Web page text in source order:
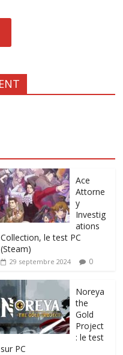
Ace
Attorne
y
Investig
ations
Collection, le test PC
(Steam)
29 septembre 2024 0
Noreya
the
Gold
Project
: le test
sur PC